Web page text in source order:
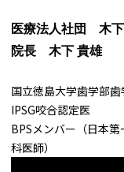
医療法人社団 木
院長木下 貴雄
国立徳島大学歯学部
IPSG咬合認定医
BPSメンバー（日本
科医師）